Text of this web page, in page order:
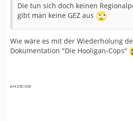
Die tun sich doch keinen
gibt man keine GEZ aus
Wie wäre es mit der Wiederholung
Dokumentation "Die Hooligan-Cops"